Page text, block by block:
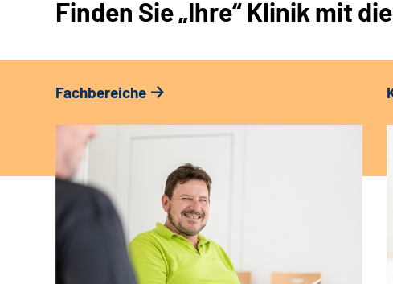
Finden Sie „Ihre“ Klinik mit
Fachbereiche